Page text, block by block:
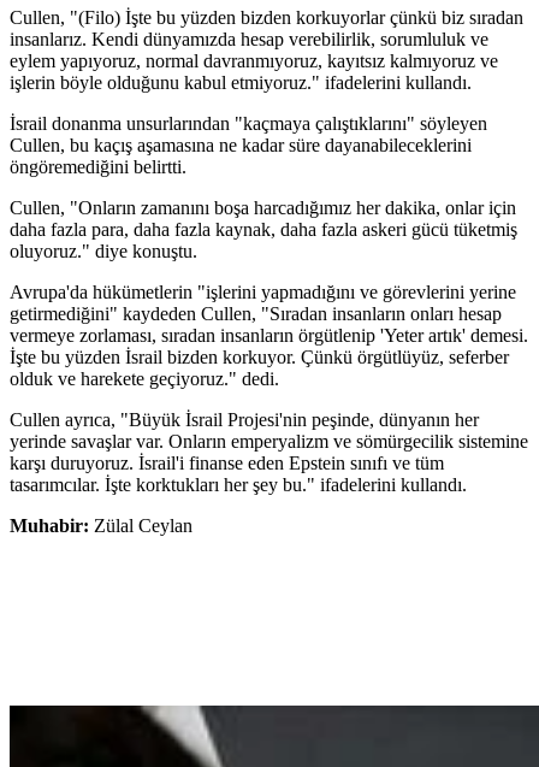
Cullen, "(Filo) İşte bu yüzden bizden korkuyorlar çünkü biz sıradan
insanlarız. Kendi dünyamızda hesap verebilirlik, sorumluluk ve
eylem yapıyoruz, normal davranmıyoruz, kayıtsız kalmıyoruz ve
işlerin böyle olduğunu kabul etmiyoruz." ifadelerini kullandı.
İsrail donanma unsurlarından "kaçmaya çalıştıklarını" söyleyen
Cullen, bu kaçış aşamasına ne kadar süre dayanabileceklerini
öngöremediğini belirtti.
Cullen, "Onların zamanını boşa harcadığımız her dakika, onlar için
daha fazla para, daha fazla kaynak, daha fazla askeri gücü tüketmiş
oluyoruz." diye konuştu.
Avrupa'da hükümetlerin "işlerini yapmadığını ve görevlerini yerine
getirmediğini" kaydeden Cullen, "Sıradan insanların onları hesap
vermeye zorlaması, sıradan insanların örgütlenip 'Yeter artık' demesi.
İşte bu yüzden İsrail bizden korkuyor. Çünkü örgütlüyüz, seferber
olduk ve harekete geçiyoruz." dedi.
Cullen ayrıca, "Büyük İsrail Projesi'nin peşinde, dünyanın her
yerinde savaşlar var. Onların emperyalizm ve sömürgecilik sistemine
karşı duruyoruz. İsrail'i finanse eden Epstein sınıfı ve tüm
tasarımcılar. İşte korktukları her şey bu." ifadelerini kullandı.
Muhabir: Zülal Ceylan